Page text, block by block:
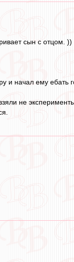
сын с отцом. ))
и начал ему ебать
не